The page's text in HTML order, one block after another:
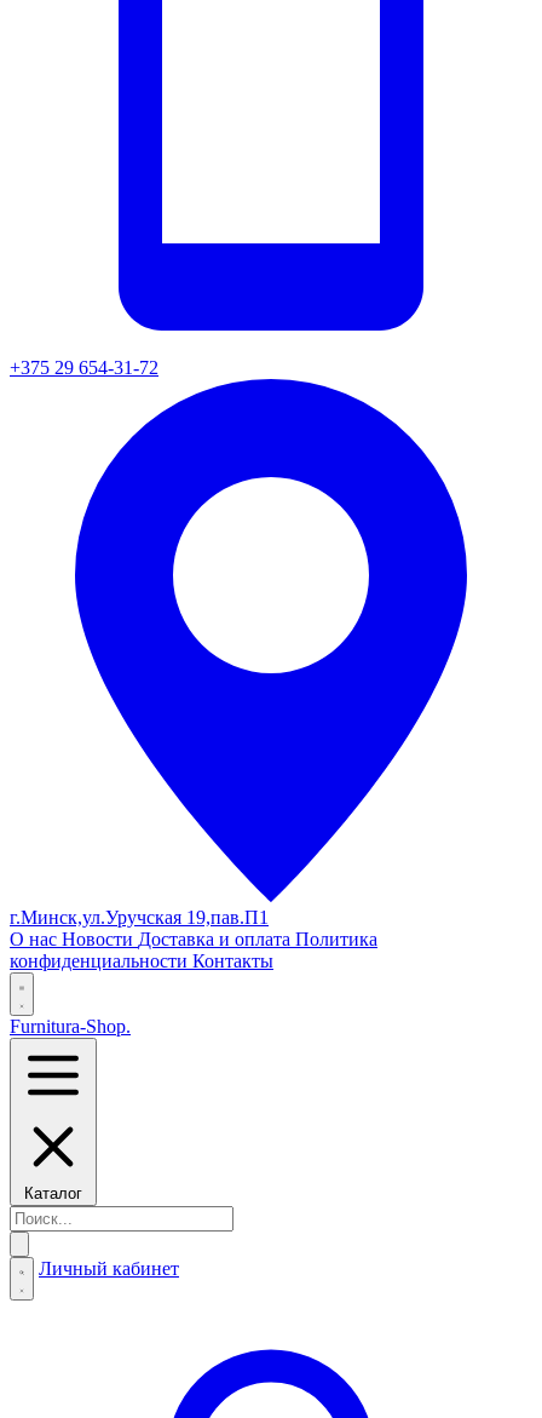
+375 29 654-31-72
г.Минск,ул.Уручская 19,пав.П1
О нас Новости Доставка и оплата Политика
конфиденциальности Контакты
Furnitura-Shop.
Каталог
Личный кабинет